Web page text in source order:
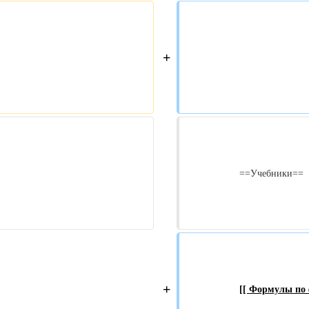
+
                    ==Учебники==
+ [[ Формулы по